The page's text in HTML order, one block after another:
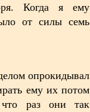
Когда я ему
от силы семь
опрокидывал
ему их потом
раз они так